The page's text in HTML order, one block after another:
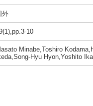
外
10
Minabe,Toshiro
Hyu Hyon,Yoshito